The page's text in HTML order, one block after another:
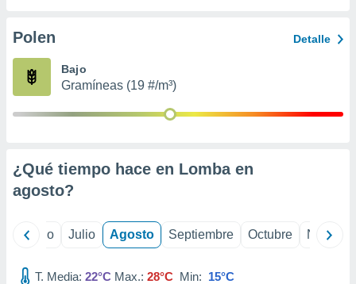
e
mediante
de
1199
Polen Detalle
Bajo
Gramíneas (19 #/m³)
¿Qué tiempo hace en Lomba en
agosto?
Junio Julio Agosto Septiembre Octubre
T. Media: 22°C Max.: 28°C Min: 15°C